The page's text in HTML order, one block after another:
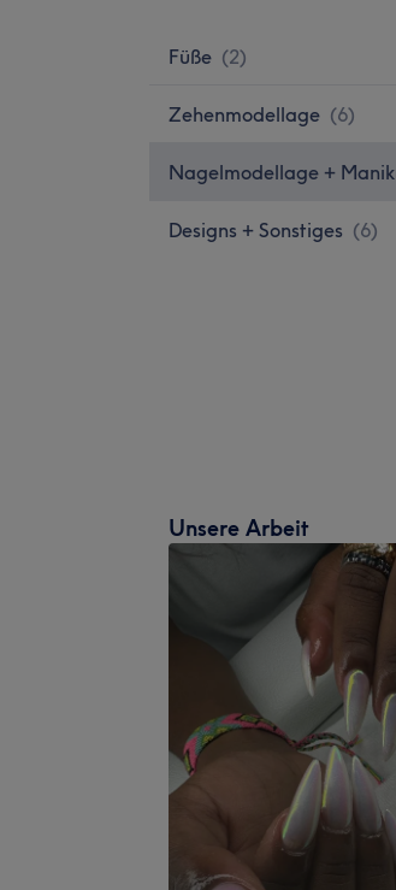
Füße (2)
Zehenmodellage (6)
Nagelmodellage +
Designs + Sonstiges (6)
Unsere Arbeit